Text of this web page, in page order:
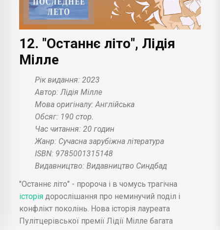
12. "Останнє літо", Лідія
Мілле
Рік видання: 2023
Автор: Лідія Мілле
Мова оригіналу: Англійська
Обсяг: 190 стор.
Час читання: 20 годин
Жанр: Сучасна зарубіжна література
ISBN: 9785001315148
Видавництво: Видавництво Синдбад
"Останнє літо" - пророча і в чомусь трагічна
історія дорослішання про неминучий поділ і
конфлікт поколінь. Нова історія лауреата
Пулітцерівської премії Лідії Мілле багата